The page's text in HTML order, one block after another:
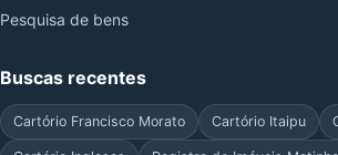
Pesquisa de bens
Buscas recentes
Cartório Francisco Morato Cartório Itaipu